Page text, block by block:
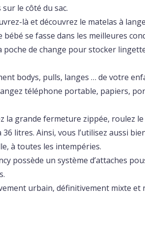
le côté du sac.
là et découvrez le matelas à
se fasse dans les meilleures
de change pour stocker
bodys, pulls, langes … de votre
téléphone portable, papiers,
la grande fermeture zippée, roulez
litres. Ainsi, vous l’utilisez aussi
à toutes les intempéries.
possède un système d’attaches
urbain, définitivement mixte et